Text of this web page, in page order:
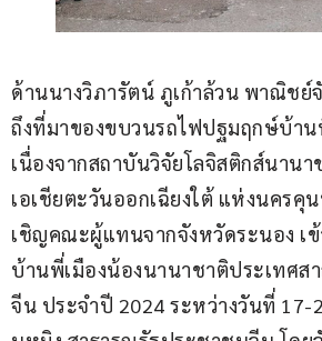
ด้านนางวิภารัตน์ ภูเก้าล้วน พาณิชย์
ถึงที่มาของขบวนรถไฟปฐมฤกษ์บ้าน
เนื่องจากสถาบันวิจัยโลจิสติกส์นานา
เอเชียตะวันออกเฉียงใต้ แห่งนครคุ
เชิญคณะผู้แทนจากจังหวัดระนอง เ
บ้านพี่เมืองน้องนานาชาติประเทศส
จีน ประจำปี 2024 ระหว่างวันที่